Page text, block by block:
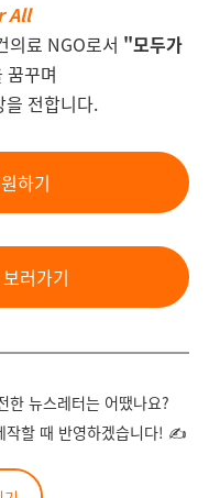
All
의료 NGO로서 "모두가
꿈꾸며
을 전합니다.
하기
러가기
한 뉴스레터는 어땠나요?
작할 때 반영하겠습니다! ✍